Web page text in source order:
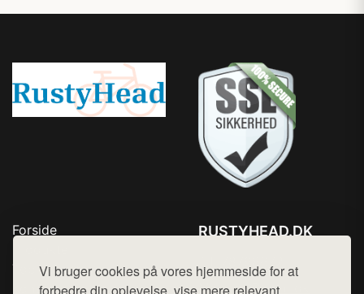
Vi bruger cookies på vores hjemmeside for at
Forside
Top Rabatter
Kontakt
RUSTYHEAD.DK
Mail: hej@want.dk